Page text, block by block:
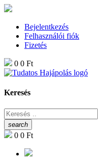
Bejelentkezés
Felhasználói fiók
Fizetés
0 0 Ft
Keresés
search
0 0 Ft